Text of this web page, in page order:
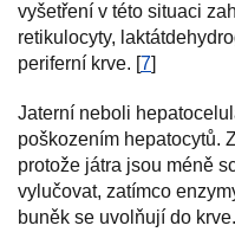
vyšetření v této situaci
retikulocyty,
periferní krve. [7]
Jaterní neboli
poškozením hepatocytů.
protože játra jsou méně
vylučovat, zatímco
buněk se uvolňují do